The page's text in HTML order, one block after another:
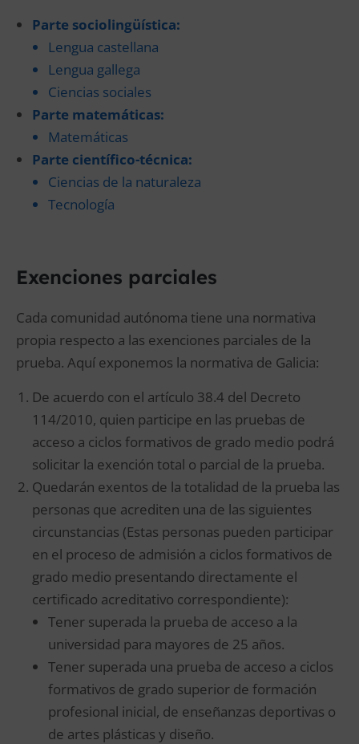
Parte sociolingüística:
Lengua castellana
Lengua gallega
Ciencias sociales
Parte matemáticas:
Matemáticas
Parte científico-técnica:
Ciencias de la naturaleza
Tecnología
Exenciones parciales
Cada comunidad autónoma tiene una normativa
propia respecto a las exenciones parciales de la
prueba. Aquí exponemos la normativa de Galicia:
De acuerdo con el artículo 38.4 del Decreto
114/2010, quien participe en las pruebas de
acceso a ciclos formativos de grado medio podrá
solicitar la exención total o parcial de la prueba.
Quedarán exentos de la totalidad de la prueba las
personas que acrediten una de las siguientes
circunstancias (Estas personas pueden participar
en el proceso de admisión a ciclos formativos de
grado medio presentando directamente el
certificado acreditativo correspondiente):
Tener superada la prueba de acceso a la
universidad para mayores de 25 años.
Tener superada una prueba de acceso a ciclos
formativos de grado superior de formación
profesional inicial, de enseñanzas deportivas o
de artes plásticas y diseño.